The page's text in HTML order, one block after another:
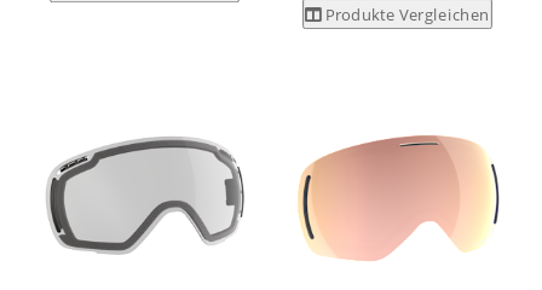
Produkte Vergleichen